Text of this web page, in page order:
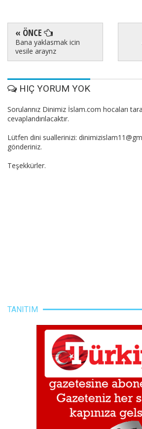
« ÖNCE
Bana yaklasmak icin
vesile araynz
HIÇ YORUM YOK
Sorularınız Dinimiz İslam.com hocaları
cevaplandırılacaktır.
Lütfen dini suallerinizi:
gönderiniz.
Teşekkürler.
TANITIM